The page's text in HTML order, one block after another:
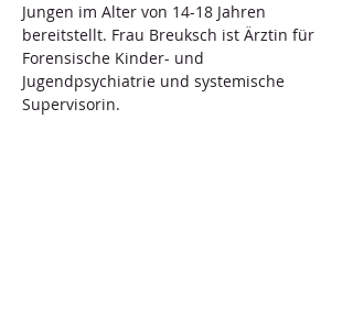
Jungen im Alter von 14-18 Jahren
bereitstellt. Frau Breuksch ist Ärztin für
Forensische Kinder- und
Jugendpsychiatrie und systemische
Supervisorin.